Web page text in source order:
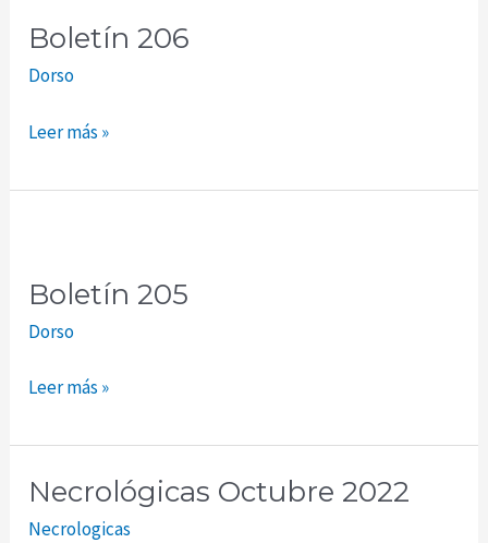
Boletín 206
Dorso
Leer más »
Boletín 205
Dorso
Leer más »
Necrológicas Octubre 2022
Necrologicas
Necrológicas
Octubre